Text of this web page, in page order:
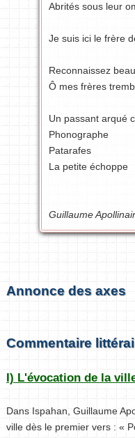
Abrités sous leur
Je suis ici le frère
Reconnaissez
Ô mes frères
Un passant arqué
Phonographe
Patarafes
La petite échoppe
Guillaume
Annonce des axes
Commentaire
I) L'évocation de la
Dans Ispahan, Guillaume
ville dès le premier vers : «